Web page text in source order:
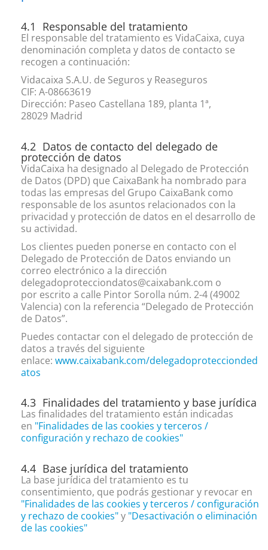
Responsable del tratamiento
El responsable del tratamiento es VidaCaixa, cuya
denominación completa y datos de contacto se
recogen a continuación:
Vidacaixa S.A.U. de Seguros y Reaseguros
CIF: A-08663619
Dirección: Paseo Castellana 189, planta 1ª,
28029 Madrid
Datos de contacto del delegado de
protección de datos
VidaCaixa ha designado al Delegado de Protección
de Datos (DPD) que CaixaBank ha nombrado para
todas las empresas del Grupo CaixaBank como
responsable de los asuntos relacionados con la
privacidad y protección de datos en el desarrollo de
su actividad.
Los clientes pueden ponerse en contacto con el
Delegado de Protección de Datos enviando un
correo electrónico a la dirección
delegadoprotecciondatos@caixabank.com o
por escrito a calle Pintor Sorolla núm. 2-4 (49002
Valencia) con la referencia “Delegado de Protección
de Datos”.
Puedes contactar con el delegado de protección de
datos a través del siguiente
enlace: www.caixabank.com/delegadoproteccionded
atos
Finalidades del tratamiento y base jurídica
Las finalidades del tratamiento están indicadas
en "Finalidades de las cookies y terceros /
configuración y rechazo de cookies"
Base jurídica del tratamiento
La base jurídica del tratamiento es tu
consentimiento, que podrás gestionar y revocar en
"Finalidades de las cookies y terceros / configuración
y rechazo de cookies"y "Desactivación o eliminación
de las cookies"